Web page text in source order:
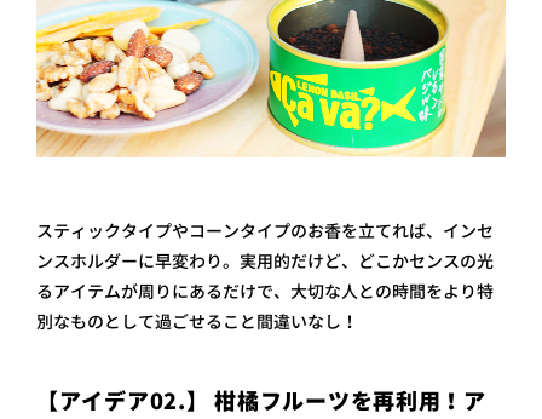
スティックタイプやコーンタイプのお香を立てれば、インセ
ンスホルダーに早変わり。実用的だけど、どこかセンスの光
るアイテムが周りにあるだけで、大切な人との時間をより特
別なものとして過ごせること間違いなし！
【アイデア02.】 柑橘フルーツを再利用！ア